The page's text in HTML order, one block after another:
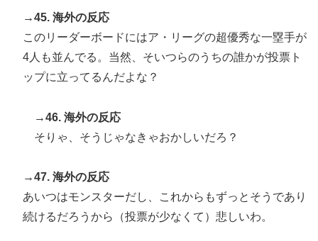
→45. 海外の反応
このリーダーボードにはア・リーグの超優秀な一塁手が
4人も並んでる。当然、そいつらのうちの誰かが投票ト
ップに立ってるんだよな？
→46. 海外の反応
そりゃ、そうじゃなきゃおかしいだろ？
→47. 海外の反応
あいつはモンスターだし、これからもずっとそうであり
続けるだろうから（投票が少なくて）悲しいわ。